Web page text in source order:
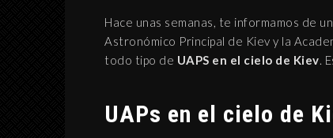
Hace unas semanas, te informamos de
Astronómico Principal de Kiev y la
todo tipo de UAPS en el cielo de Kiev.
UAPs en el cielo de